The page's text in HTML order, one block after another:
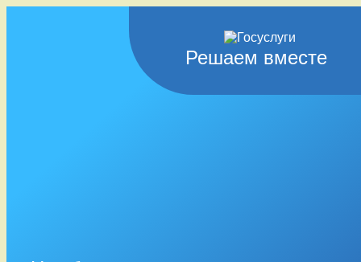
Решаем вместе